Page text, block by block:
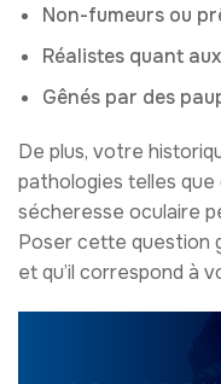
Non-fumeurs ou
Réalistes quant
Gênés par des
De plus, votre
pathologies telles
sécheresse oculaire
Poser cette question
et qu’il correspond à